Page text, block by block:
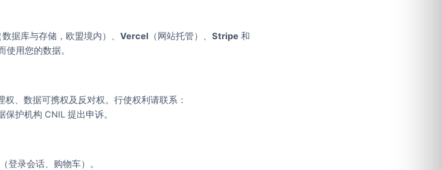
数据库与存储，欧盟境内）、 Vercel （网站托管）、 Stripe 和
使用您的数据。
、数据可携权及反对权。行使权利请联系：
护机构 CNIL 提出申诉。
登录会话、购物车）。